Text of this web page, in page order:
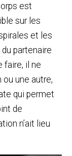
est
sur les
et les
partenaire
faire, il ne
ou une autre,
qui permet
de
n’ait lieu